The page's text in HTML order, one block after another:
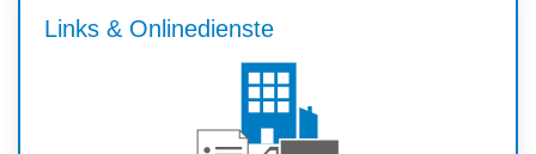
Links & Onlinedienste